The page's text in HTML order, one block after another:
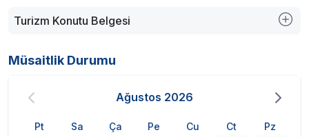
Turizm Konutu Belgesi
Müsaitlik Durumu
Ağustos 2026
Pt Sa Ça Pe Cu Ct Pz